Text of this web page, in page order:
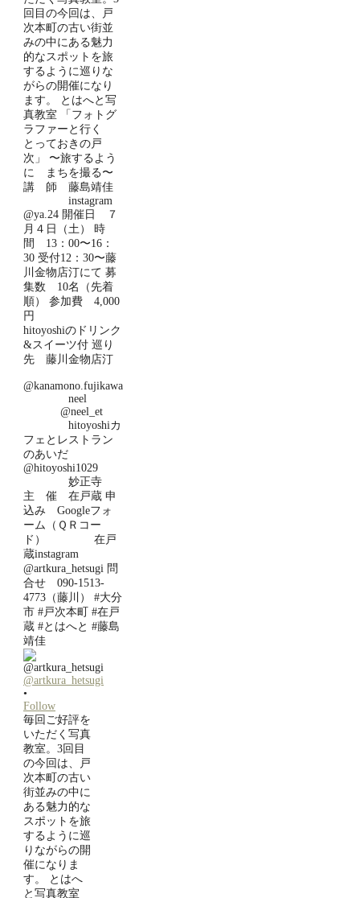
@artkura_hetsugi
•
Follow
毎回ご好評を
いただく写真
教室。3回目
の今回は、戸
次本町の古い
街並みの中に
ある魅力的な
スポットを旅
するように巡
りながらの開
催になりま
す。 とはへ
と写真教室